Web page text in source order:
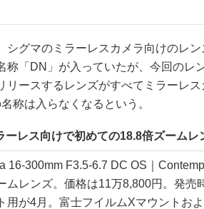
シグマのミラーレスカメラ向けのレ
称「DN」が入っていたが、今回のレ
リースするレンズがすべてミラーレ
称は入らなくなるという。
ーレス向けで初めての18.8倍ズームレ
16-300mm F3.5-6.7 DC OS｜
ムレンズ。価格は11万8,800円。発売
用が4月。富士フイルムXマウントお